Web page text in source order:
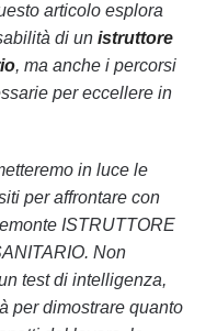
articolo esplora
di un istruttore
, ma anche i percorsi
per eccellere in
in luce le
per affrontare con
ISTRUTTORE
Non
test di intelligenza,
per dimostrare quanto